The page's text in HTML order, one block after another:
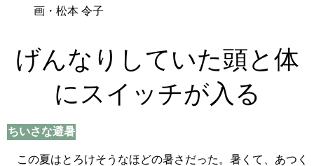
画・松本 令子
げんなりしていた頭と体
にスイッチが入る
ちいさな避暑
この夏はとろけそうなほどの暑さだった。暑くて、あつく